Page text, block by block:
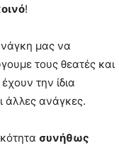
!
μας να
τους θεατές και
την ίδια
άλλες ανάγκες.
συνήθως